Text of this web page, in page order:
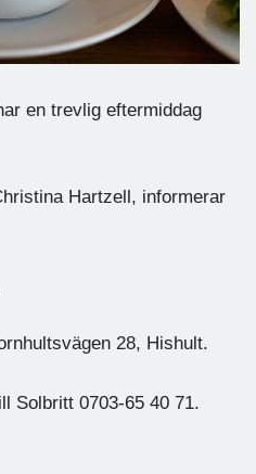
en trevlig eftermiddag
Hartzell, informerar
28, Hishult.
Solbritt 0703-65 40 71.